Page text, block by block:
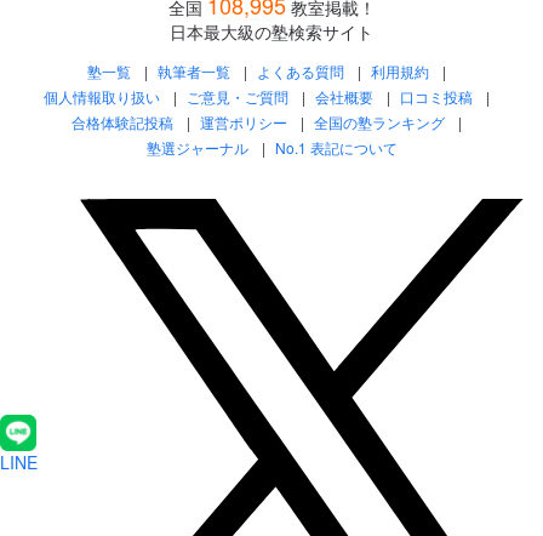
全国
教室掲載！
日本最大級の塾検索サイト
塾一覧 執筆者一覧 よくある質問
利用規約
個人情報取り扱い
ご意見・ご質問 会社概要
口コミ投稿
合格体験記投稿
運営ポリシー
全国の塾ランキング
塾選ジャーナル
No.1 表記について
LINE